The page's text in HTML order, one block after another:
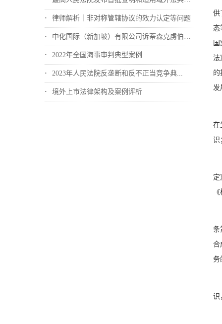
律师解析｜非对称管辖协议的效力认定等问题
中化国际（新加坡）有限公司诉蒂森克虏伯冶...
2022年全国海事审判典型案例
2023年人民法院反垄断和反不正当竞争典...
境外上市法律架构及案例评析
供
态
法
的
发
在
识
定
条
合
务
识